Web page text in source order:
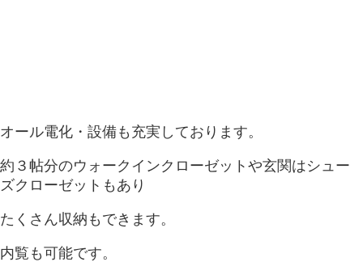
オール電化・設備も充実しております。
約３帖分のウォークインクローゼットや玄関はシュー
ズクローゼットもあり
たくさん収納もできます。
内覧も可能です。